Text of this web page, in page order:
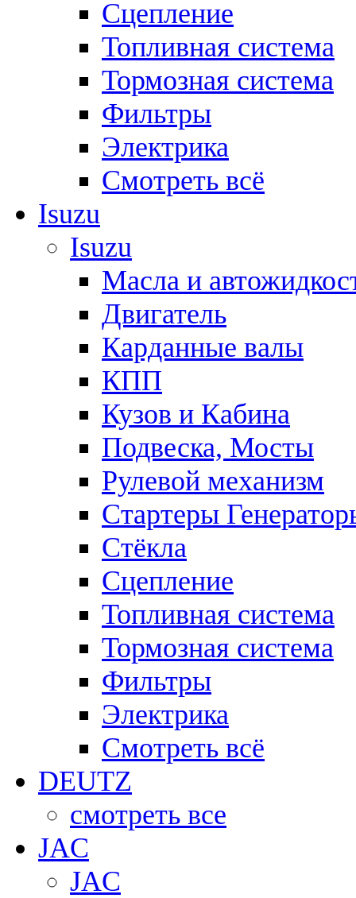
Сцепление
Топливная система
Тормозная система
Фильтры
Электрика
Смотреть всё
Isuzu
Isuzu
Масла и
Двигатель
Карданные валы
КПП
Кузов и Кабина
Подвеска, Мосты
Рулевой механизм
Стартеры
Стёкла
Сцепление
Топливная система
Тормозная система
Фильтры
Электрика
Смотреть всё
DEUTZ
смотреть все
JAC
JAC